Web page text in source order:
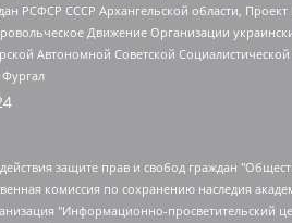
РСФСР СССР Архангельской области,
Движение Организации
Автономной Советской
доменного имени интернет-издания "The Insider SIA", https://theins.ru, Постернак Алексей Евгеньевич, Рубин Михаил Аркадьевич, Анин Роман Александрович, Юридическое лицо Istories fonds, зарегистрированное в Латвийской Республике (регистрационный номер 50008295751, дата регистрации 24.02.2020), Великовский Дмитрий Александрович, Долинина Ирина Николаевна, Мароховская Алеся Алексеевна, Шлейнов Роман Юрьевич, Шмагун Олеся Валентиновна, Общество с ограниченной ответственностью "Альтаир 2021", Общество с ограниченной ответственностью "Вега 2021", Общество с ограниченной ответственностью "Главный редактор 2021", Общество с ограниченной ответственностью "Ромашки монолит", Важенков Артем Валерьевич, Ивановская областная общественная организация "Центр гендерных исследований", Гурман Юрий Альбертович, Медиапроект "ОВД-Инфо", Егоров Владимир Владимирович, Жилинский Владимир Александрович, Общество с ограниченной ответственностью "ЗП", Иванова София Юрьевна, Карезина Инна Павловна, Кильтау Екатерина Викторовна, Петров Алексей Викторович, Пискунов Сергей Евгеньевич, Смирнов Сергей Сергеевич, Тихонов Михаил Сергеевич, Общество с ограниченной ответственностью "ЖУРНАЛИСТ-ИНОСТРАННЫЙ АГЕНТ", Арапова Галина Юрьевна, Вольтская Татьяна Анатольевна, Американская компания "Mason G.E.S. Anonymous Foundation" (США), являющаяся владельцем интернет-издания https://mnews.world/, Компания "Stichting Bellingcat", зарегистрированная в Нидерландах (дата регистрации 11.07.2018), Захаров Андрей Вячеславович, Клепиковская Екатерина Дмитриевна, Общество с ограниченной ответственностью "МЕМО", Перл Роман Александрович, Симонов Евгений Алексеевич, Соловьева Елена Анатольевна, Сотников Даниил Владимирович, Сурначева Елизавета Дмитриевна, Автономная некоммерческая организация по защите прав человека и информированию населения "Якутия – Наше Мнение", Общество с ограниченной ответственностью "Москоу диджитал